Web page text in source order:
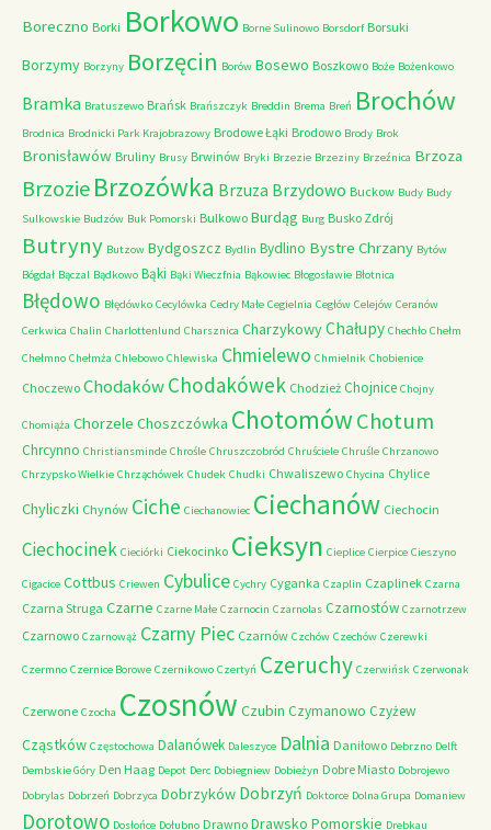
Boreczno Borki Borkowo Borne Sulinowo Borsdorf Borsuki
Borzymy Borzyny Borzęcin Borów Bosewo Boszkowo Boże Bożenkowo
Bramka Bratuszewo Brańsk Brańszczyk Breddin Brema Breń Brochów
Brodnica Brodnicki Park Krajobrazowy Brodowe Łąki Brodowo Brody Brok
Bronisławów Bruliny Brusy Brwinów Bryki Brzezie Brzeziny Brzeźnica Brzoza
Brzozie Brzozówka Brzuza Brzydowo Buckow Budy Budy
Sulkowskie Budzów Buk Pomorski Bulkowo Burdąg Burg Busko Zdrój
Butryny Butzow Bydgoszcz Bydlin Bydlino Bystre Chrzany Bytów
Bógdał Bączal Bądkowo Bąki Bąki Wieczfnia Bąkowiec Błogosławie Błotnica
Błędowo Błędówko Cecylówka Cedry Małe Cegielnia Cegłów Celejów Ceranów
Cerkwica Chalin Charlottenlund Charsznica CharzykowyChałupy Chechło Chełm
Chełmno Chełmża Chlebowo Chlewiska Chmielewo Chmielnik Chobienice
Choczewo ChodakówChodakówek Chodzież Chojnice Chojny
Chomiąża Chorzele Choszczówka ChotomówChotum
Chrcynno Christiansminde Chrośle Chruszczobród Chruściele Chruśle Chrzanowo
Chrzypsko Wielkie Chrząchówek Chudek Chudki Chwaliszewo Chycina Chylice
Chyliczki Chynów Ciche Ciechanowiec Ciechanów Ciechocin
Ciechocinek Cieciórki Ciekocinko Cieksyn Cieplice Cierpice Cieszyno
Cigacice Cottbus Criewen Cybulice Cychry Cyganka Czaplin Czaplinek Czarna
Czarna Struga Czarne Czarne Małe Czarnocin Czarnolas Czarnostów Czarnotrzew
Czarnowo Czarnowąż Czarny Piec Czarnów Czchów Czechów Czerewki
Czermno Czernice Borowe Czernikowo Czertyń Czeruchy Czerwińsk Czerwonak
Czerwone Czocha Czosnów Czubin Czymanowo Czyżew
Cząstków Częstochowa Dalanówek Daleszyce Dalnia Daniłowo Debrzno Delft
Dembskie Góry Den Haag Depot Derc Dobiegniew Dobieżyn Dobre Miasto Dobrojewo
Dobrylas Dobrzeń Dobrzyca Dobrzyków Dobrzyń Doktorce Dolna Grupa Domaniew
Dorotowo Dosłońce Dołubno Drawno Drawsko Pomorskie Drebkau